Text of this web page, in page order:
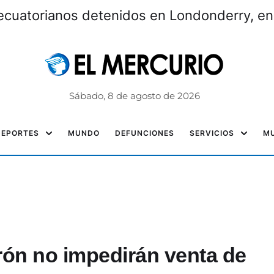
detenidos en Londonderry, en
Sábado, 8 de agosto de 2026
MUNDO DEFUNCIONES SERVICIOS
no impedirán venta de